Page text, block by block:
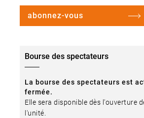
abonnez-vous
Bourse des spectateurs
La bourse des spectateurs est
fermée.
Elle sera disponible dès l'ouverture
l'unité.